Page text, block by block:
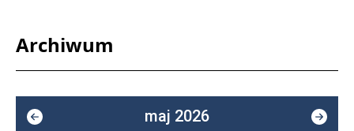
Archiwum
maj 2026